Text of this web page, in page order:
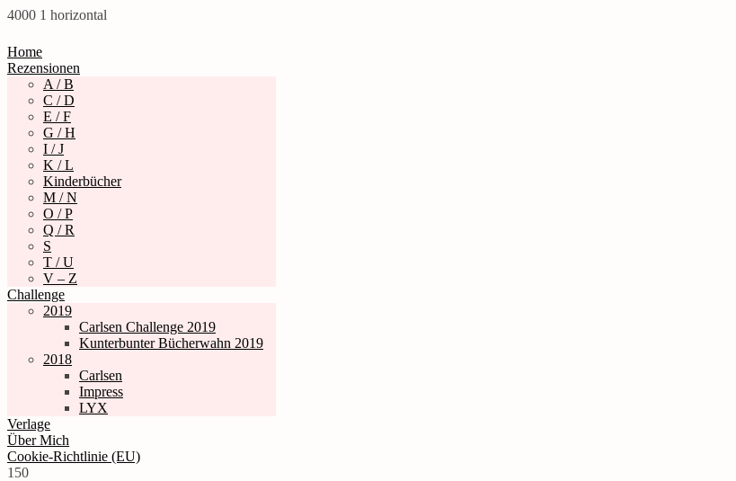
4000 1 horizontal
Home
Rezensionen
A / B
C / D
E / F
G / H
I / J
K / L
Kinderbücher
M / N
O / P
Q / R
S
T / U
V – Z
Challenge
2019
Carlsen Challenge 2019
Kunterbunter Bücherwahn 2019
2018
Carlsen
Impress
LYX
Verlage
Über Mich
Cookie-Richtlinie (EU)
150